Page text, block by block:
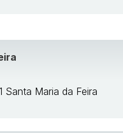
Santa Maria da Feira